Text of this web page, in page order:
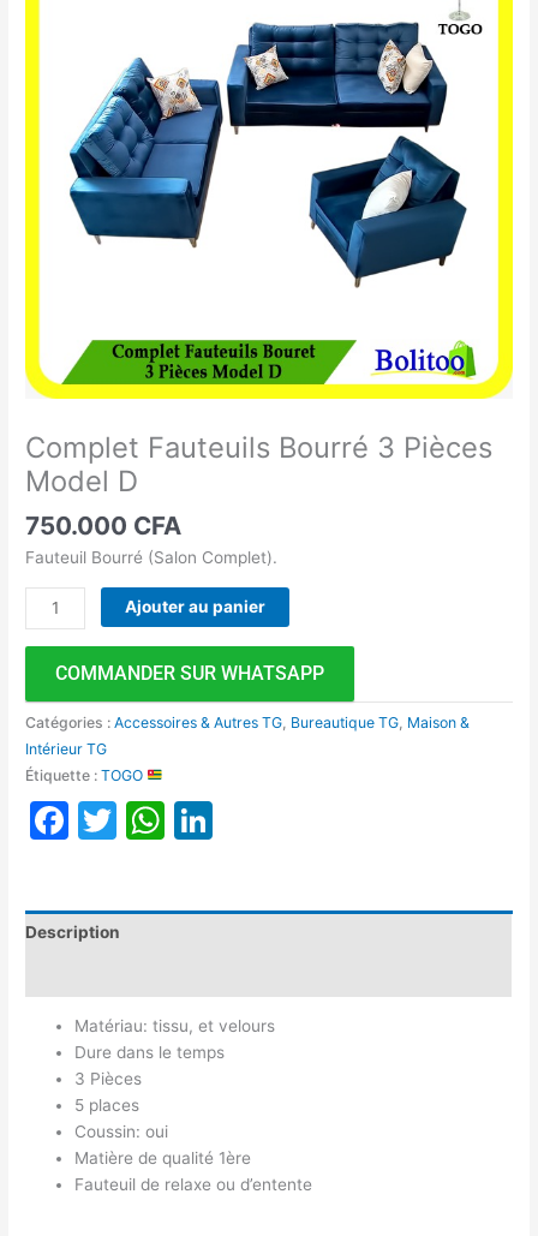
Complet Fauteuils Bourré 3 Pièces
Model D
750.000 CFA
Fauteuil Bourré (Salon Complet).
Ajouter au panier
COMMANDER SUR WHATSAPP
Catégories :Accessoires & Autres TG Bureautique TG Maison &
Intérieur TG
Étiquette :TOGO
Facebook
TwitterWhatsApp
Description
Matériau: tissu, et velours
Dure dans le temps
3 Pièces
5 places
Coussin: oui
Matière de qualité 1ère
Fauteuil de relaxe ou d’entente